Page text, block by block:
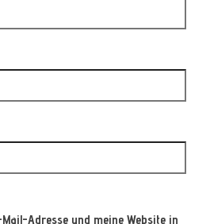
Adresse und meine Website in